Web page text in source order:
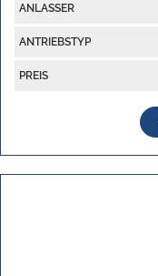
ANLASSER
ANTRIEBSTYP
PREIS